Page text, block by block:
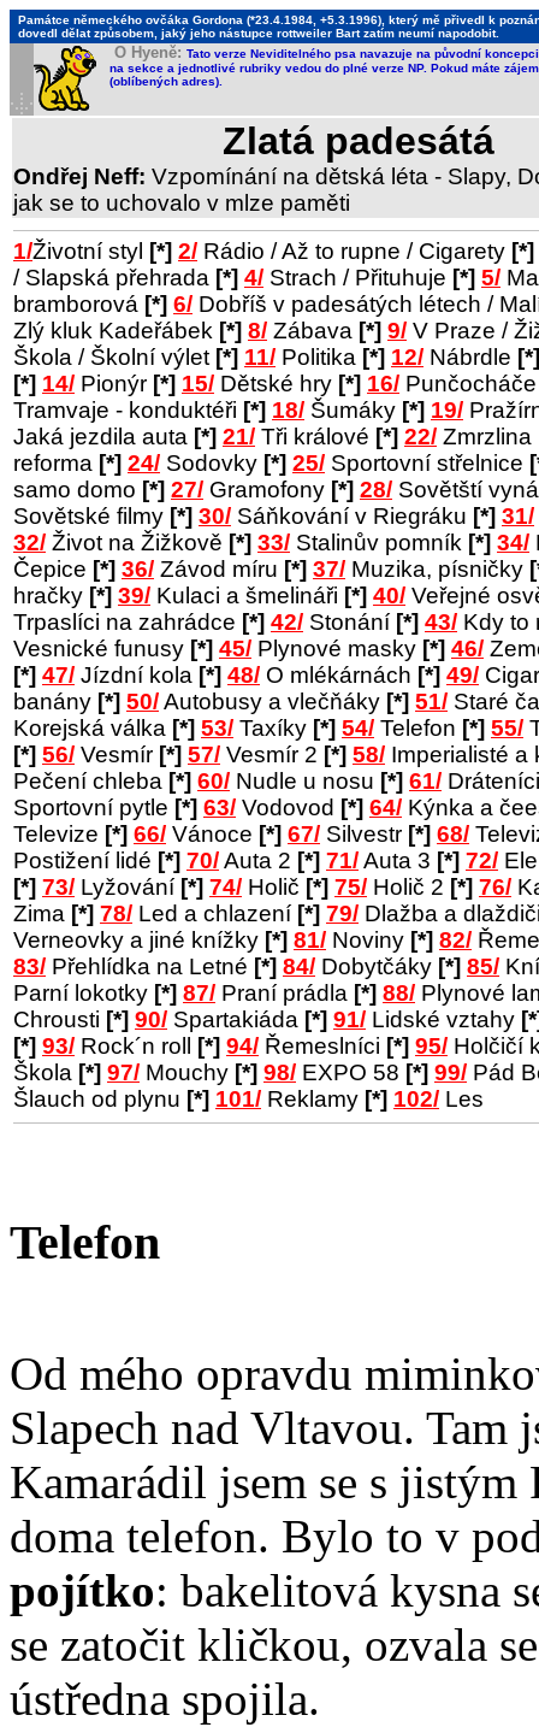
Památce německého ovčáka Gordona (*23.4.1984, +5.3.1996), který mě přivedl k
dovedl dělat způsobem, jaký jeho nástupce rottweiler Bart zatím neumí napodobit.
O Hyeně: Tato verze Neviditelného psa navazuje na původní
na sekce a jednotlivé rubriky vedou do plné verze NP. Pokud máte
(oblíbených adres).
Zlatá padesátá
Ondřej Neff: Vzpomínání na dětská léta - Slapy,
jak se to uchovalo v mlze paměti
1/Životní styl [*] 2/ Rádio / Až to rupne / Cigarety [*]
/ Slapská přehrada [*] 4/ Strach / Přituhuje [*] 5/
bramborová [*] 6/ Dobříš v padesátých létech /
Zlý kluk Kadeřábek [*] 8/ Zábava [*] 9/ V Praze /
Škola / Školní výlet [*] 11/ Politika [*] 12/ Nábrdle [*]
[*] 14/ Pionýr [*] 15/ Dětské hry [*] 16/
Tramvaje - konduktéři [*] 18/ Šumáky [*] 19/
Jaká jezdila auta [*] 21/ Tři králové [*] 22/ Zmrzlina
reforma [*] 24/ Sodovky [*] 25/ Sportovní střelnice
samo domo [*] 27/ Gramofony [*] 28/ Sovětští
Sovětské filmy [*] 30/ Sáňkování v Riegráku [*] 31/
32/ Život na Žižkově [*] 33/ Stalinův pomník [*] 34/
Čepice [*] 36/ Závod míru [*] 37/ Muzika, písničky
hračky [*] 39/ Kulaci a šmelináři [*] 40/ Veřejné
Trpaslíci na zahrádce [*] 42/ Stonání [*] 43/ Kdy to
Vesnické funusy [*] 45/ Plynové masky [*] 46/
[*] 47/ Jízdní kola [*] 48/ O mlékárnách [*] 49/
banány [*] 50/Autobusy a vlečňáky [*] 51/ Staré
Korejská válka [*] 53/ Taxíky [*] 54/ Telefon [*] 55/
[*] 56/ Vesmír [*] 57/ Vesmír 2 [*] 58/ Imperialisté a
Pečení chleba [*] 60/ Nudle u nosu [*] 61/
Sportovní pytle [*] 63/ Vodovod [*] 64/ Kýnka a
Televize [*] 66/ Vánoce [*] 67/ Silvestr [*] 68/
Postižení lidé [*] 70/Auta 2 [*] 71/Auta 3 [*] 72/
[*] 73/ Lyžování [*] 74/ Holič [*] 75/ Holič 2 [*] 76/
Zima [*] 78/ Led a chlazení [*] 79/ Dlažba a
Verneovky a jiné knížky [*] 81/ Noviny [*] 82/
83/ Přehlídka na Letné [*] 84/ Dobytčáky [*] 85/
Parní lokotky [*] 87/ Praní prádla [*] 88/ Plynové
Chrousti [*] 90/ Spartakiáda [*] 91/ Lidské vztahy
[*] 93/ Rock´n roll [*] 94/ Řemeslníci [*] 95/ Holčičí
Škola [*] 97/ Mouchy [*] 98/ EXPO 58 [*] 99/ Pád
Šlauch od plynu [*] 101/ Reklamy [*] 102/ Les
Telefon
Od mého opravdu
Slapech nad Vltavou. Tam
Kamarádil jsem se s
doma telefon. Bylo to v
pojítko: bakelitová kysna
se zatočit kličkou, ozvala
ústředna spojila.